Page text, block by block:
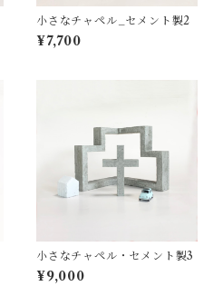
小さなチャペル_セメント製2
¥7,700
小さなチャペル・セメント製3
¥9,000